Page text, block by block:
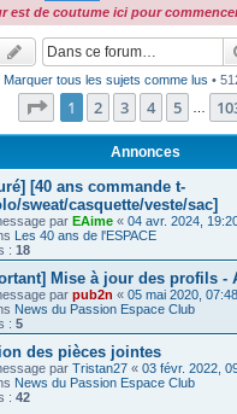
est de coutume ici pour
Marquer tous les sujets comme lus •
Page 1sur103
1 2 3 4 5
Annonces
[40 ans commande t-
sweat/casquette/veste/sac]
par EAime « 04 avr. 2024,
Les 40 ans de l'ESPACE
: 18
Mise à jour des profils -
par pub2n « 05 mai 2020, 07:48
News du Passion Espace Club
: 5
des pièces jointes
par Tristan27 « 03 févr. 2022,
News du Passion Espace Club
: 42